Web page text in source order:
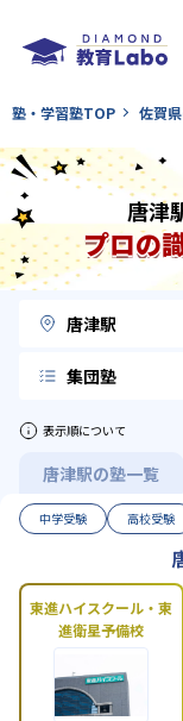
塾・学習塾TOP 佐賀
唐津
プロの
唐津駅
集団塾
表示順について
唐津駅の塾一覧
中学受験 高校受験
東進ハイスクール・東
進衛星予備校